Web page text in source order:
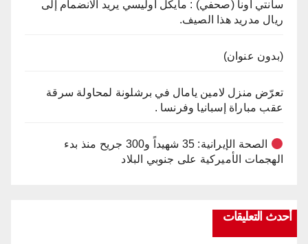
سانتي أونا (صحفي) : مايكل أوليسي يريد الانضمام إلى
ريال مدريد هذا الصيف.
(بدون عنوان)
تعرّض منزل لامين يامال في برشلونة لمحاولة سرقة
عقب مباراة إسبانيا وفرنسا .
الصحة الإيرانية: 35 شهيداً و300 جريح منذ بدء
الهجمات الأميركية على جنوبي البلاد
أحدث التعليقات